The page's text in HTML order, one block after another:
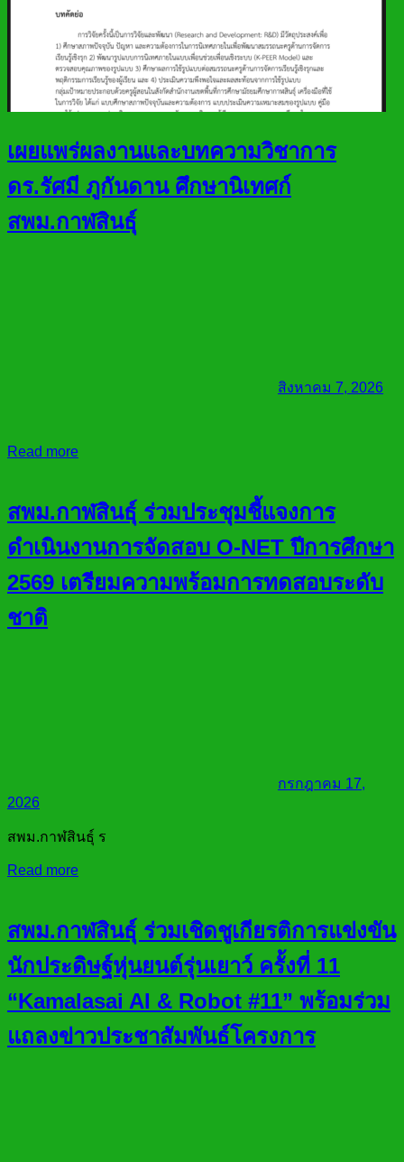
เผยแพร่ผลงานและบทความวิชาการ
ดร.รัศมี ภูกันดาน ศึกษานิเทศก์
สพม.กาฬสินธุ์
สิงหาคม 7, 2026
Read more
สพม.กาฬสินธุ์ ร่วมประชุมชี้แจงการ
ดำเนินงานการจัดสอบ O-NET ปีการศึกษา
2569 เตรียมความพร้อมการทดสอบระดับ
ชาติ
กรกฎาคม 17,
2026
สพม.กาฬสินธุ์ ร
Read more
สพม.กาฬสินธุ์ ร่วมเชิดชูเกียรติการแข่งขัน
นักประดิษฐ์หุ่นยนต์รุ่นเยาว์ ครั้งที่ 11
“Kamalasai AI & Robot #11” พร้อมร่วม
แถลงข่าวประชาสัมพันธ์โครงการ